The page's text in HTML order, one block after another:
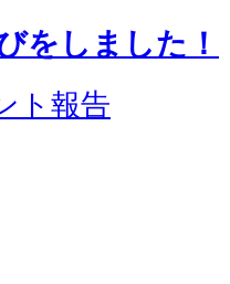
をしました！
ト報告